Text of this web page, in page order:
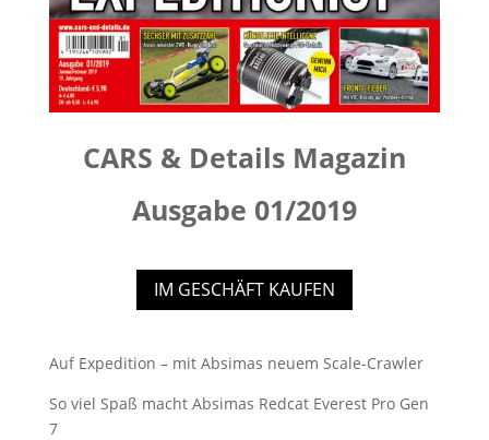
CARS & Details Magazin
Ausgabe 01/2019
IM GESCHÄFT KAUFEN
Auf Expedition – mit Absimas neuem Scale-Crawler
So viel Spaß macht Absimas Redcat Everest Pro Gen
7